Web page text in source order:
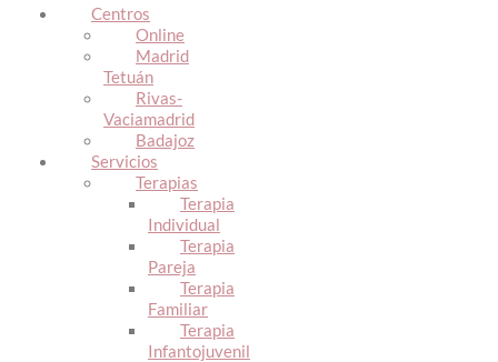
Centros
Online
Madrid
Tetuán
Rivas-
Vaciamadrid
Badajoz
Servicios
Terapias
Terapia
Individual
Terapia
Pareja
Terapia
Familiar
Terapia
Infantojuvenil